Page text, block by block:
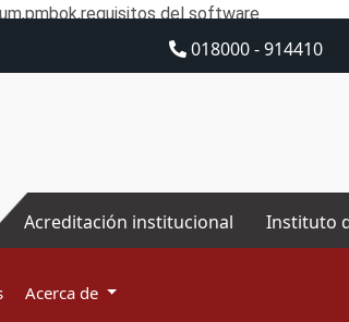
del software
018000 - 914410
Acreditación institucional Instituto
Acerca de